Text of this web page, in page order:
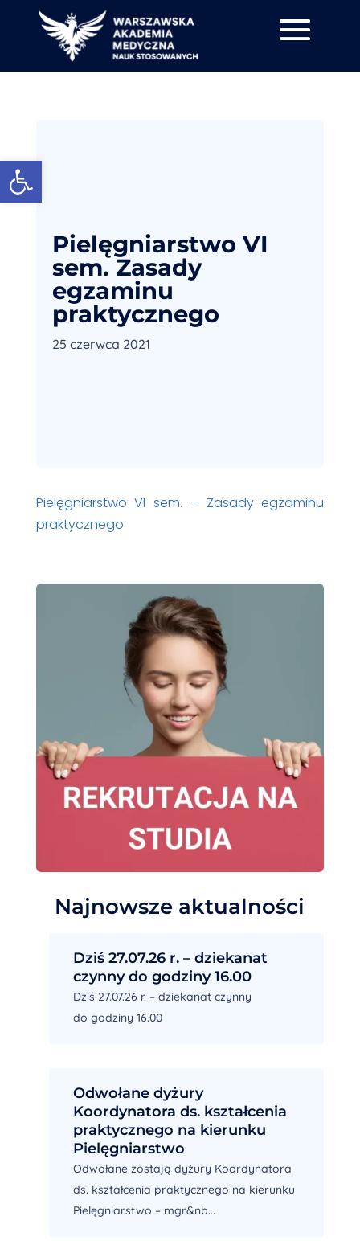
Pielęgniarstwo VI
sem. Zasady
egzaminu
praktycznego
25 czerwca 2021
Pielęgniarstwo VI sem. – Zasady egzaminu
praktycznego
Najnowsze aktualności
Dziś 27.07.26 r. – dziekanat
czynny do godziny 16.00
Dziś 27.07.26 r. – dziekanat czynny
do godziny 16.00
Odwołane dyżury
Koordynatora ds. kształcenia
praktycznego na kierunku
Pielęgniarstwo
Odwołane zostają dyżury Koordynatora
ds. kształcenia praktycznego na kierunku
Pielęgniarstwo – mgr&nb...
Otwórz pasek narzędzi